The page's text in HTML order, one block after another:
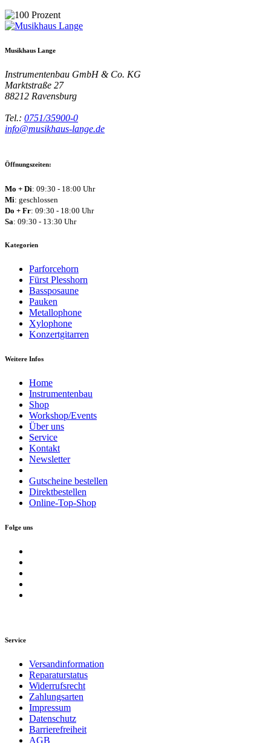
Musikhaus Lange
Instrumentenbau GmbH & Co. KG
Marktstraße 27
88212 Ravensburg
Tel.: 0751/35900-0
info@musikhaus-lange.de
Öffnungszeiten:
Mo + Di: 09:30 - 18:00 Uhr
Mi: geschlossen
Do + Fr: 09:30 - 18:00 Uhr
Sa: 09:30 - 13:30 Uhr
Kategorien
Parforcehorn
Fürst Plesshorn
Bassposaune
Pauken
Metallophone
Xylophone
Konzertgitarren
Weitere Infos
Home
Instrumentenbau
Shop
Workshop/Events
Über uns
Service
Kontakt
Newsletter
Gutscheine bestellen
Direktbestellen
Online-Top-Shop
Folge uns
Service
Versandinformation
Reparaturstatus
Widerrufsrecht
Zahlungsarten
Impressum
Datenschutz
Barrierefreiheit
AGB